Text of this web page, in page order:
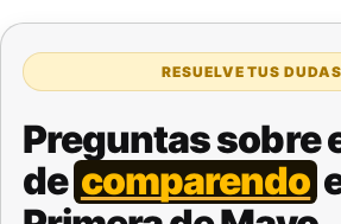
RESUELVE TUS DUDAS
Preguntas sobre
decomparendo